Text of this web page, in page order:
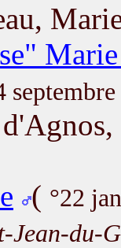
( °22
Jean-du-